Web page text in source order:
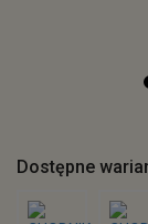
Dostępne